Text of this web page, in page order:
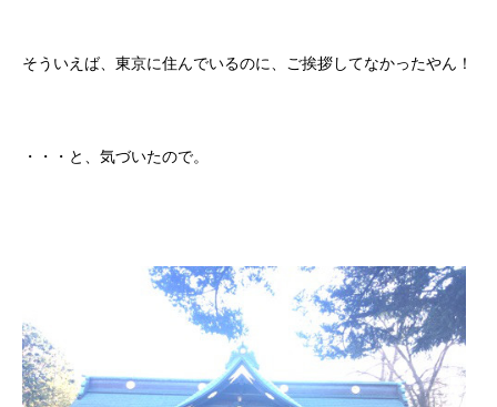
そういえば、東京に住んでいるのに、ご挨拶してなかったやん！
・・・と、気づいたので。